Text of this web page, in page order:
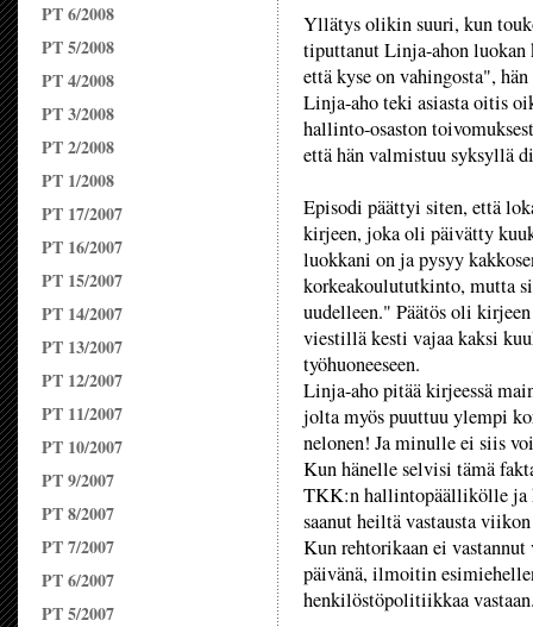
PT 6/2008
PT 5/2008
PT 4/2008
PT 3/2008
PT 2/2008
PT 1/2008
PT 17/2007
PT 16/2007
PT 15/2007
PT 14/2007
PT 13/2007
PT 12/2007
PT 11/2007
PT 10/2007
PT 9/2007
PT 8/2007
PT 7/2007
PT 6/2007
PT 5/2007
Yllätys olikin suuri, kun
tiputtanut Linja-ahon luokan
että kyse on vahingosta", hän
Linja-aho teki asiasta oitis
hallinto-osaston
että hän valmistuu syksyllä
Episodi päättyi siten, että
kirjeen, joka oli päivätty
luokkani on ja pysyy
korkeakoulututkinto, mutta
uudelleen." Päätös oli
viestillä kesti vajaa kaksi
työhuoneeseen.
Linja-aho pitää kirjeessä
jolta myös puuttuu ylempi
nelonen! Ja minulle ei siis
Kun hänelle selvisi tämä
TKK:n hallintopäällikölle ja
saanut heiltä vastausta
Kun rehtorikaan ei vastannut
päivänä, ilmoitin
henkilöstöpolitiikkaa